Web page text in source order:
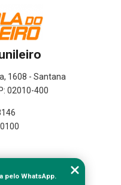
1608 - Santana
02010-400
pelo WhatsApp.